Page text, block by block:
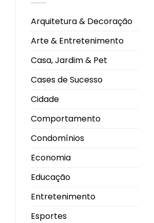
Juliane
viagem
Grécia
Arquitetura & Decoração
Arte & Entretenimento
Casa, Jardim & Pet
Cases de Sucesso
Cidade
Comportamento
Condomínios
Economia
Educação
Entretenimento
Esportes